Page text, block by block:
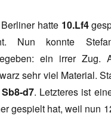
hatte 10.Lf4
Nun konnte
ein irrer Zug.
sehr viel Material.
d7. Letzteres ist
gespielt hat, weil nun